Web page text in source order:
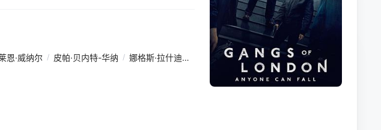
是谁干的，为什么这么做？
恩·威纳尔 / 皮帕·贝内特-华纳 / 娜格斯·拉什迪 阿西夫·拉扎·米尔 / 奥利·舒卡 / 埃丽·舒卡